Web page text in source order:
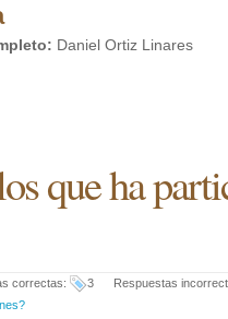
Daniel Ortiz Linares
que ha
correctas: 3 Respuestas